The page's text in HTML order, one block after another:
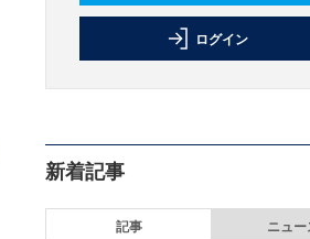
ログイン
新着記事
記事 ニュー